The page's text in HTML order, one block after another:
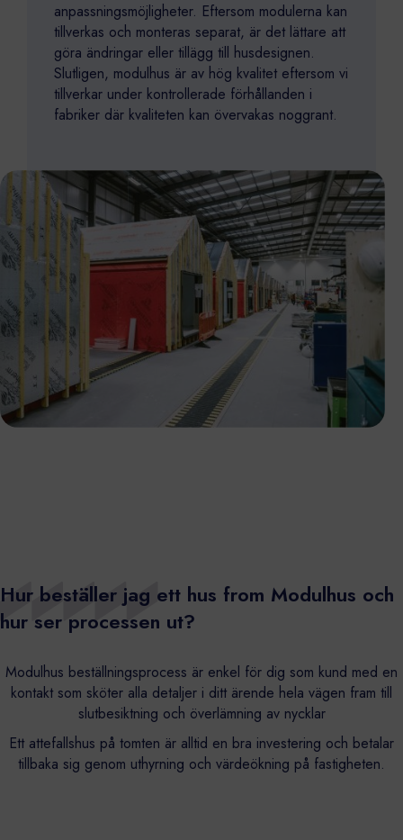
anpassningsmöjligheter. Eftersom modulerna kan
tillverkas och monteras separat, är det lättare att
göra ändringar eller tillägg till husdesignen.
Slutligen, modulhus är av hög kvalitet eftersom vi
tillverkar under kontrollerade förhållanden i
fabriker där kvaliteten kan övervakas noggrant.
Hur beställer jag ett hus from Modulhus och
hur ser processen ut?
Modulhus beställningsprocess är enkel för dig som kund med en
kontakt som sköter alla detaljer i ditt ärende hela vägen fram till
slutbesiktning och överlämning av nycklar
Ett attefallshus på tomten är alltid en bra investering och betalar
tillbaka sig genom uthyrning och värdeökning på fastigheten.